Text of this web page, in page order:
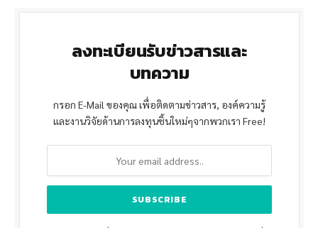
ลงทะเบียนรับข่าวสารและ
บทความ
กรอก E-Mail ของคุณ เพื่อติดตามข่าวสาร, องค์ความรู้
และงานวิจัยด้านการลงทุนชิ้นใหม่ๆจากพวกเรา Free!